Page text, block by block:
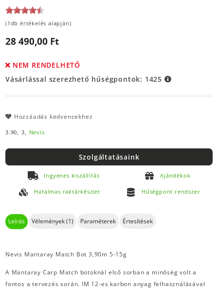
(1db értékelés alapján)
28 490,00 Ft
NEM RENDELHETŐ
Vásárlással szerezhető hűségpontok: 1425
Hozzáadás kedvencekhez
3.90, 3, Nevis
Szolgáltatásaink
Ingyenes kiszállítás Ajándékok
Hatalmas raktárkészlet Hűségpont rendszer
Leírás Vélemények (1) Paraméterek Értesítések
Nevis Mantaray Match Bot 3,90m 5-15g
A Mantaray Carp Match botoknál első sorban a minőség volt a
fontos a tervezés során. IM 12-es karbon anyag felhasználásával